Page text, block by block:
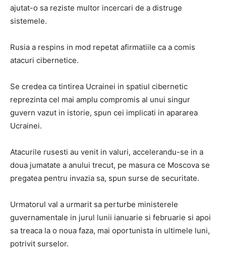
ajutat-o ​​sa reziste multor incercari de a distruge
sistemele.
Rusia a respins in mod repetat afirmatiile ca a comis
atacuri cibernetice.
Se credea ca tintirea Ucrainei in spatiul cibernetic
reprezinta cel mai amplu compromis al unui singur
guvern vazut in istorie, spun cei implicati in apararea
Ucrainei.
Atacurile rusesti au venit in valuri, accelerandu-se in a
doua jumatate a anului trecut, pe masura ce Moscova se
pregatea pentru invazia sa, spun surse de securitate.
Urmatorul val a urmarit sa perturbe ministerele
guvernamentale in jurul lunii ianuarie si februarie si apoi
sa treaca la o noua faza, mai oportunista in ultimele luni,
potrivit surselor.